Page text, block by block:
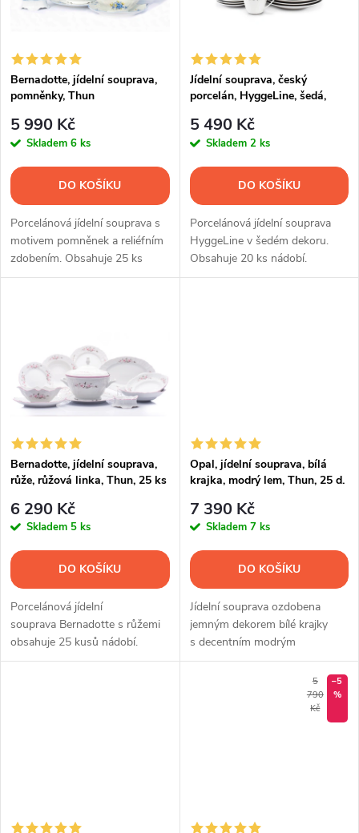
n
í
p
r
o
d
u
ů
s
p
r
o
d
u
ů
Bernadotte, jídelní souprava,
pomněnky, Thun
5 990 Kč
Skladem 6 ks
DO KOŠÍKU
Porcelánová jídelní souprava s
motivem pomněnek a reliéfním
zdobením. Obsahuje 25 ks
nádobí.
Jídelní souprava, český
porcelán, HyggeLine, šedá,
5 490 Kč
Skladem 2 ks
DO KOŠÍKU
Porcelánová jídelní souprava
HyggeLine v šedém dekoru.
Obsahuje 20 ks nádobí.
Bernadotte, jídelní souprava,
růže, růžová linka, Thun, 25 ks
6 290 Kč
Skladem 5 ks
DO KOŠÍKU
Porcelánová jídelní
souprava Bernadotte s růžemi
obsahuje 25 kusů nádobí.
Opal, jídelní souprava, bílá
krajka, modrý lem, Thun, 25 d.
7 390 Kč
Skladem 7 ks
DO KOŠÍKU
Jídelní souprava ozdobena
jemným dekorem bílé krajky
s decentním modrým
lemováním. Obsahuje 25 ks
5
790
Kč
–5
%